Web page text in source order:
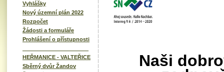
Vyhlášky
Nový územní plán 2022
Rozpočet
Žádosti a formuláře
Prohlášení o přístupnosti
HEŘMANICE - VALTEŘICE
Sběrný dvůr Žandov
Naši